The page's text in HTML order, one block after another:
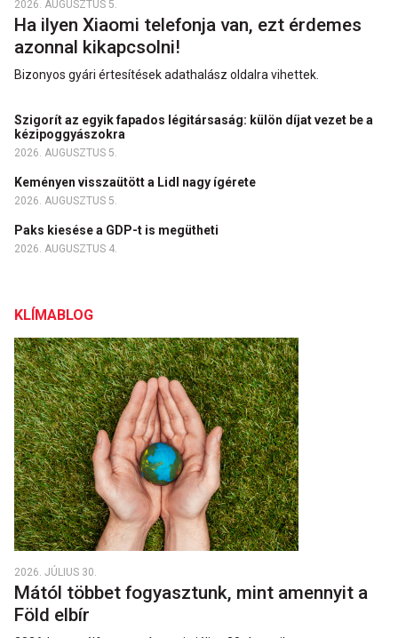
2026. AUGUSZTUS 5.
Ha ilyen Xiaomi telefonja van, ezt érdemes
azonnal kikapcsolni!
Bizonyos gyári értesítések adathalász oldalra vihettek.
Szigorít az egyik fapados légitársaság: külön díjat vezet be a
kézipoggyászokra
2026. AUGUSZTUS 5.
Keményen visszaütött a Lidl nagy ígérete
2026. AUGUSZTUS 5.
Paks kiesése a GDP-t is megütheti
2026. AUGUSZTUS 4.
KLÍMABLOG
2026. JÚLIUS 30.
Mától többet fogyasztunk, mint amennyit a
Föld elbír